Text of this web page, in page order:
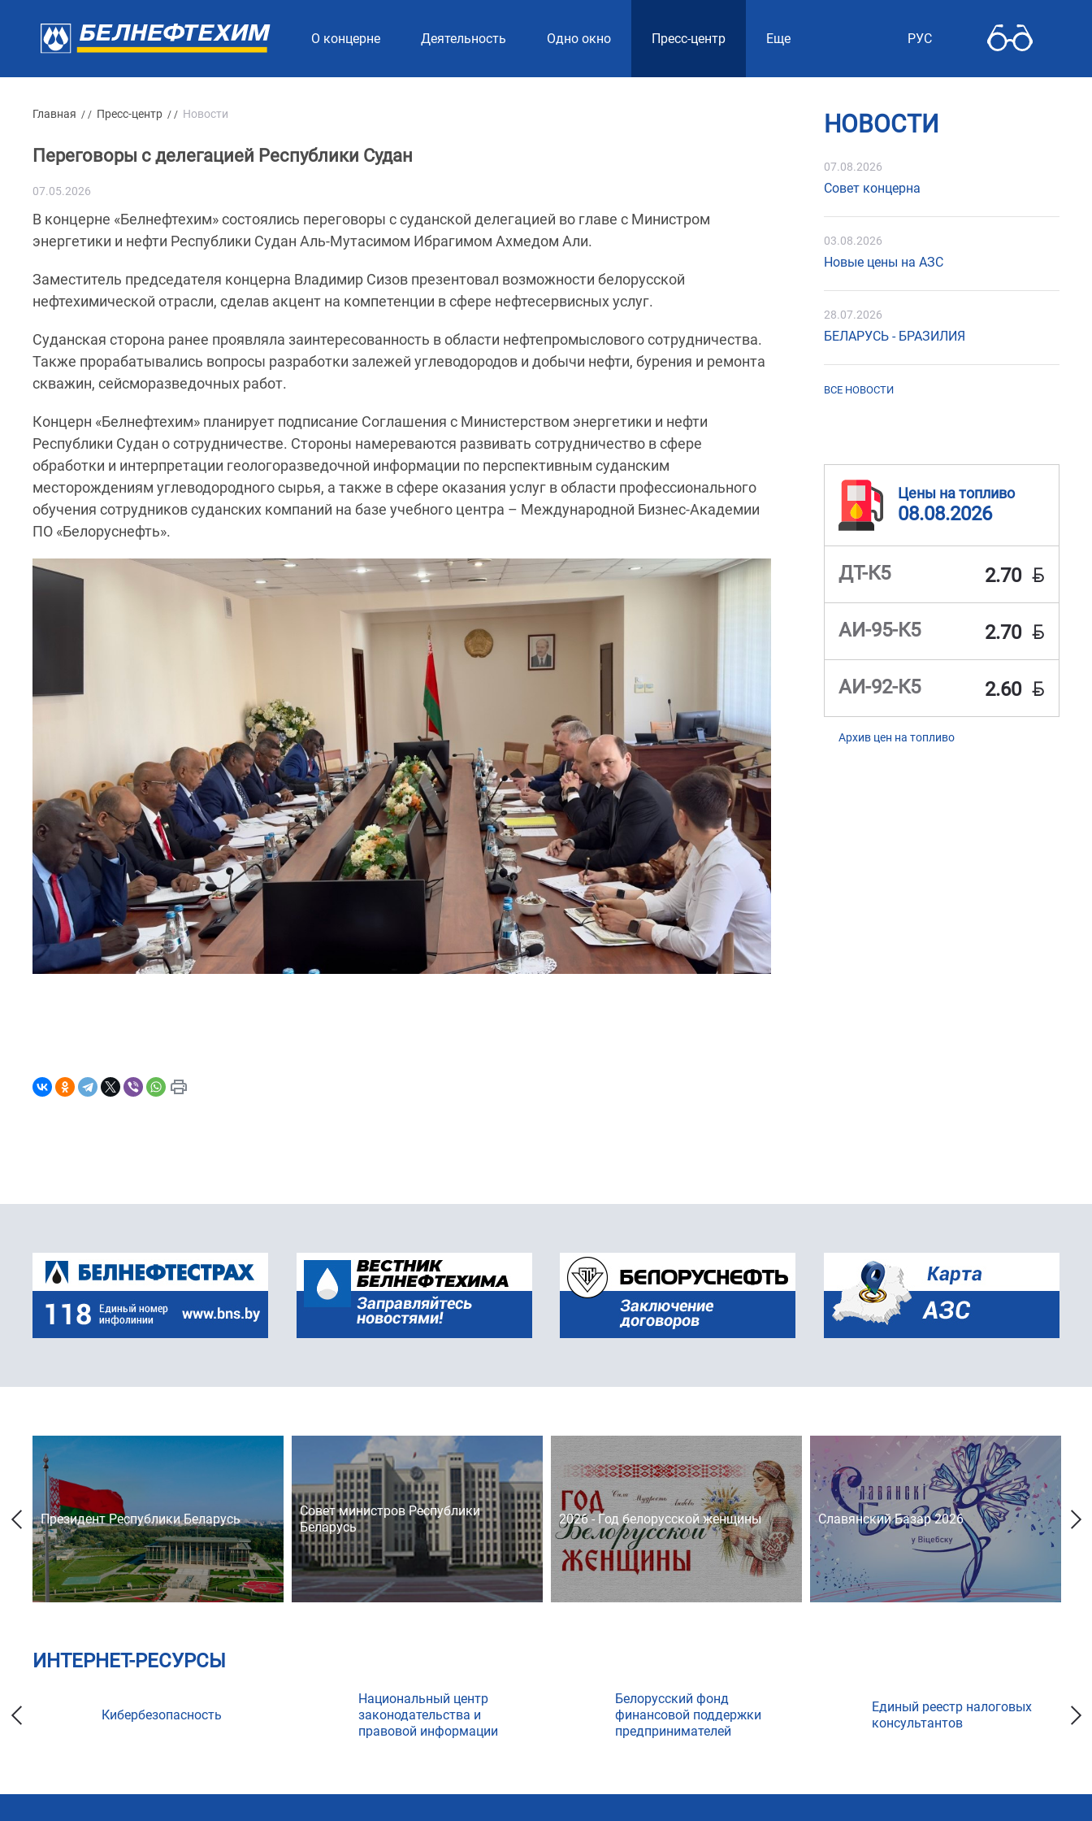
О концерне Деятельность Одно окно Пресс-центр Еще РУС
Главная / / Пресс-центр / / Новости
Переговоры с делегацией Республики Судан
07.05.2026
В концерне «Белнефтехим» состоялись переговоры с суданской делегацией во главе с Министром
энергетики и нефти Республики Судан Аль-Мутасимом Ибрагимом Ахмедом Али.
Заместитель председателя концерна Владимир Сизов презентовал возможности белорусской
нефтехимической отрасли, сделав акцент на компетенции в сфере нефтесервисных услуг.
Суданская сторона ранее проявляла заинтересованность в области нефтепромыслового сотрудничества.
Также прорабатывались вопросы разработки залежей углеводородов и добычи нефти, бурения и ремонта
скважин, сейсморазведочных работ.
Концерн «Белнефтехим» планирует подписание Соглашения с Министерством энергетики и нефти
Республики Судан о сотрудничестве. Стороны намереваются развивать сотрудничество в сфере
обработки и интерпретации геологоразведочной информации по перспективным суданским
месторождениям углеводородного сырья, а также в сфере оказания услуг в области профессионального
обучения сотрудников суданских компаний на базе учебного центра – Международной Бизнес-Академии
ПО «Белоруснефть».
НОВОСТИ
07.08.2026
Совет концерна
03.08.2026
Новые цены на АЗС
28.07.2026
БЕЛАРУСЬ - БРАЗИЛИЯ
ВСЕ НОВОСТИ
Цены на топливо
08.08.2026
ДТ-К5 2.70 BYN
АИ-95-К5 2.70 BYN
АИ-92-К5 2.60 BYN
Архив цен на топливо
Президент Республики Беларусь
Совет министров Республики
Беларусь
2026 - Год белорусской женщины Славянский Базар 2026
ИНТЕРНЕТ-РЕСУРСЫ
Кибербезопасность
Национальный центр
законодательства и
правовой информации
Белорусский фонд
финансовой поддержки
предпринимателей
Единый реестр налоговых
консультантов